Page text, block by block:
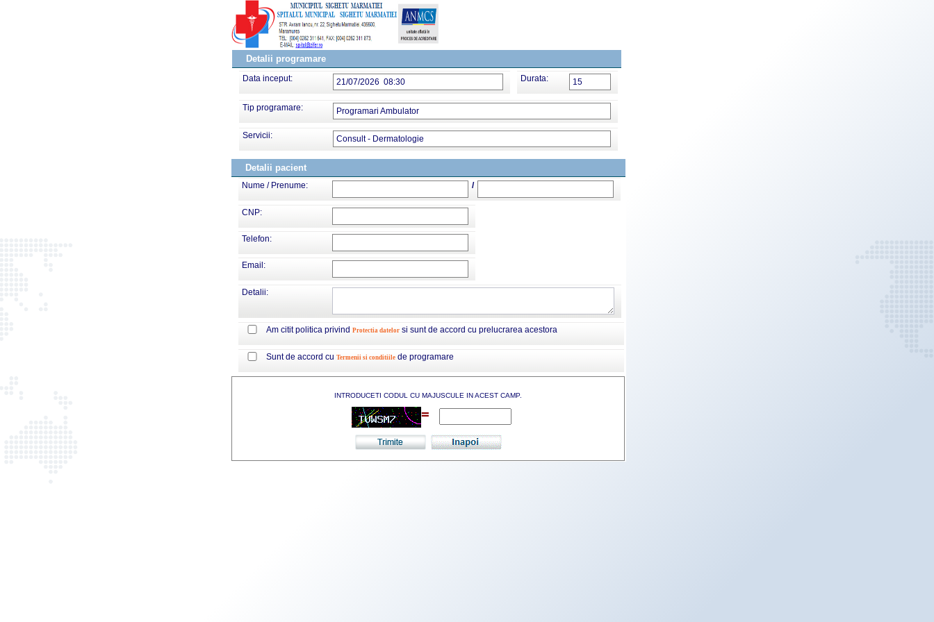
Detalii programare
Data inceput: 21/07/2026 08:30 Durata: 15
Tip programare: Programari Ambulator
Servicii: Consult - Dermatologie
Detalii pacient
Nume / Prenume: /
CNP:
Telefon:
Email:
Detalii:
Am citit politica privind Protectia datelor si sunt de accord cu prelucrarea acestora
Sunt de accord cu Termenii si conditiile de programare
INTRODUCETI CODUL CU MAJUSCULE IN ACEST CAMP.
=